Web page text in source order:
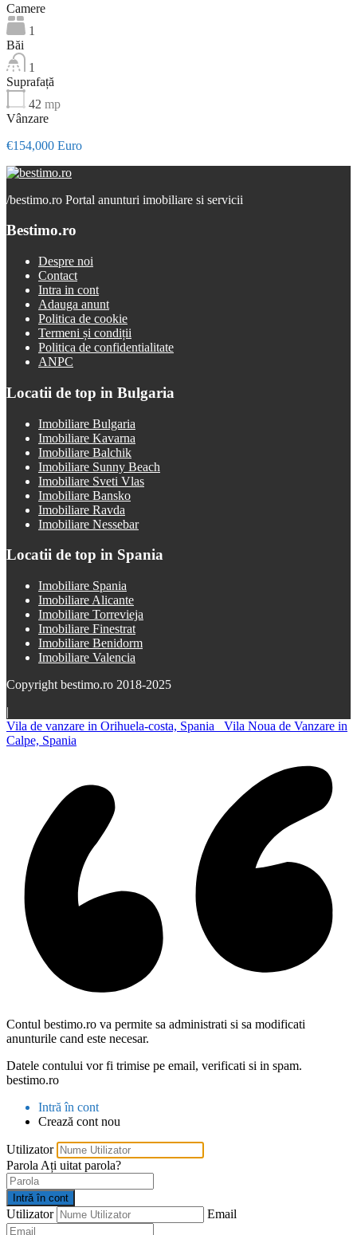
Camere
1
Băi
1
Suprafață
42 mp
Vânzare
€154,000 Euro
/bestimo.ro Portal anunturi imobiliare si servicii
Bestimo.ro
Despre noi
Contact
Intra in cont
Adauga anunt
Politica de cookie
Termeni și condiții
Politica de confidentialitate
ANPC
Locatii de top in Bulgaria
Imobiliare Bulgaria
Imobiliare Kavarna
Imobiliare Balchik
Imobiliare Sunny Beach
Imobiliare Sveti Vlas
Imobiliare Bansko
Imobiliare Ravda
Imobiliare Nessebar
Locatii de top in Spania
Imobiliare Spania
Imobiliare Alicante
Imobiliare Torrevieja
Imobiliare Finestrat
Imobiliare Benidorm
Imobiliare Valencia
Copyright bestimo.ro 2018-2025
|
Vila de vanzare in Orihuela-costa, Spania
Vila Noua de Vanzare in
Calpe, Spania
Contul bestimo.ro va permite sa administrati si sa modificati
anunturile cand este necesar.
Datele contului vor fi trimise pe email, verificati si in spam.
bestimo.ro
Intră în cont
Crează cont nou
Utilizator
Parola Ați uitat parola?
Intră în cont
Utilizator Email